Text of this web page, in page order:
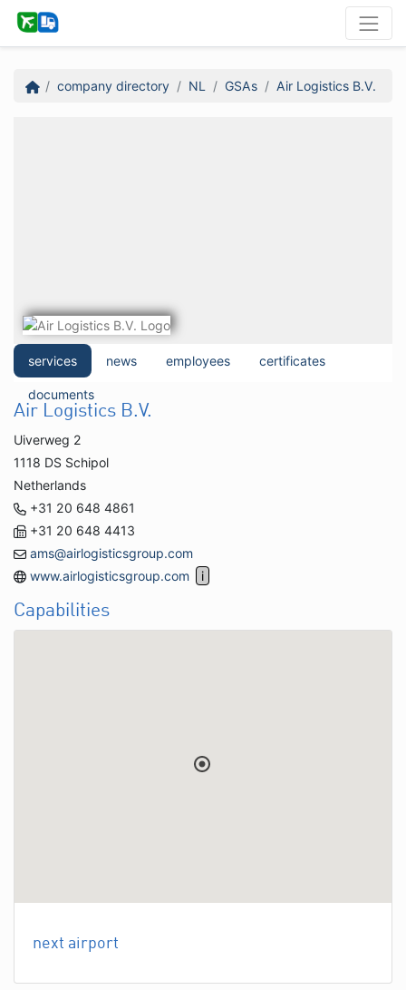
company directory NL GSAs Air Logistics B.V.
services news employees certificates
documents
Air Logistics B.V.
Uiverweg 2
1118 DS Schipol
Netherlands
+31 20 648 4861
+31 20 648 4413
ams@airlogisticsgroup.com
www.airlogisticsgroup.com
Capabilities
next airport